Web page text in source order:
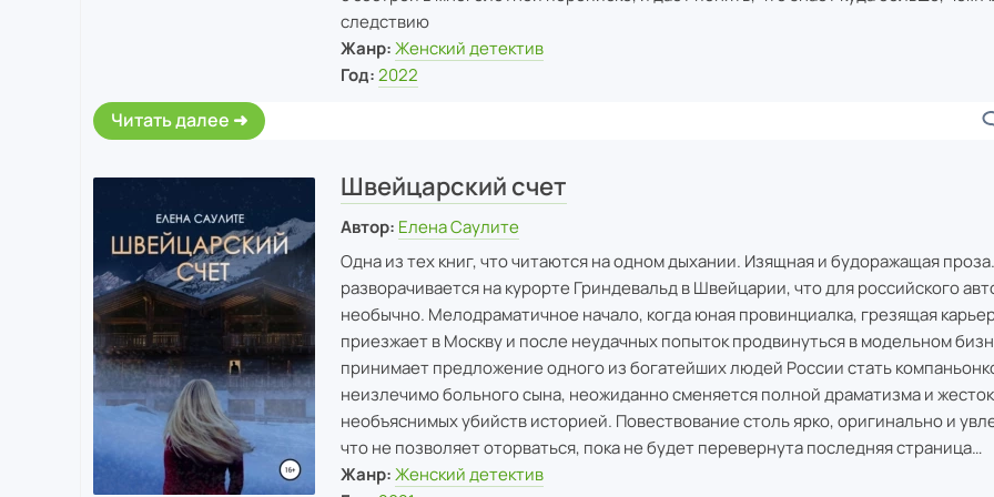
следствию
Жанр: Женский детектив
Год: 2022
Читать далее
Швейцарский счет
Автор: Елена Саулите
Одна из тех книг, что читаются на одном дыхании. Изящная и будоражащая
разворачивается на курорте Гриндевальд в Швейцарии, что для российского
необычно. Мелодраматичное начало, когда юная провинциалка, грезящая
приезжает в Москву и после неудачных попыток продвинуться в модельном
принимает предложение одного из богатейших людей России стать
неизлечимо больного сына, неожиданно сменяется полной драматизма и
необъяснимых убийств историей. Повествование столь ярко, оригинально и
что не позволяет оторваться, пока не будет перевернута последняя страница…
Жанр: Женский детектив